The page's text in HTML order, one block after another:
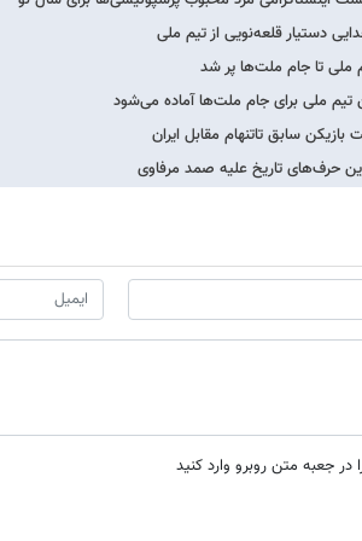
دستیار قلعه‌نویی از تیم ملی
ملی تا جام ملت‌ها پر شد
تیم ملی برای جام ملت‌ها آماده می‌شود
بازیکن سابق تاتنهام مقابل ایران
حرف‌های تاریخ علیه صمد مرفاوی
در جعبه متن روبرو وارد کنید